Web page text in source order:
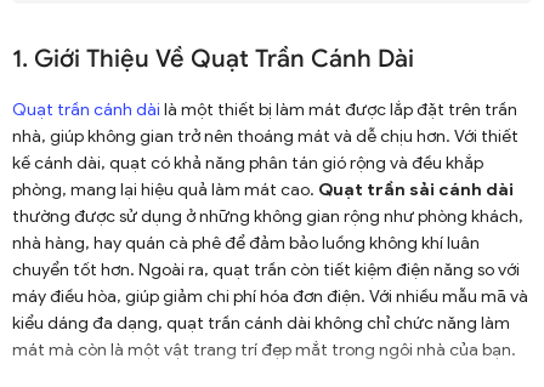
1. Giới Thiệu Về Quạt Trần Cánh Dài
Quạt trần cánh dài là một thiết bị làm mát được lắp đặt trên trần
nhà, giúp không gian trở nên thoáng mát và dễ chịu hơn. Với thiết
kế cánh dài, quạt có khả năng phân tán gió rộng và đều khắp
phòng, mang lại hiệu quả làm mát cao. Quạt trần sải cánh dài
thường được sử dụng ở những không gian rộng như phòng khách,
nhà hàng, hay quán cà phê để đảm bảo luồng không khí luân
chuyển tốt hơn. Ngoài ra, quạt trần còn tiết kiệm điện năng so với
máy điều hòa, giúp giảm chi phí hóa đơn điện. Với nhiều mẫu mã và
kiểu dáng đa dạng, quạt trần cánh dài không chỉ chức năng làm
mát mà còn là một vật trang trí đẹp mắt trong ngôi nhà của bạn.